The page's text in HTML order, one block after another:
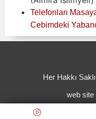
Telefonları
Cebimdeki
Her Hakkı
web site